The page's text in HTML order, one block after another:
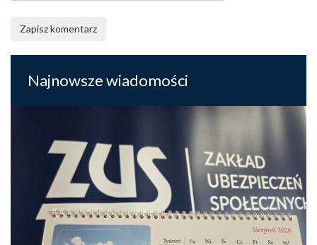
Zapisz komentarz
Najnowsze wiadomości